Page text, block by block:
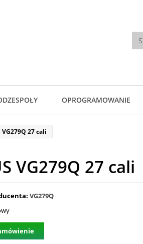
OPROGRAMOWANIE
27 cali
VG279Q 27 cali
VG279Q